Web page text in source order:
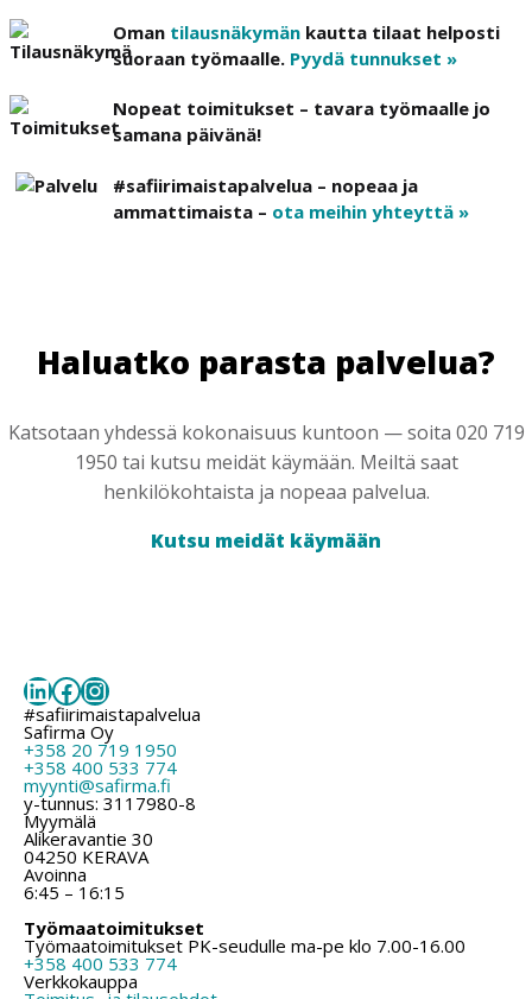
Oman tilausnäkymän kautta tilaat helposti
suoraan työmaalle. Pyydä tunnukset »
Nopeat toimitukset – tavara työmaalle jo
samana päivänä!
#safiirimaistapalvelua – nopeaa ja
ammattimaista – ota meihin yhteyttä »
Haluatko parasta palvelua?
Katsotaan yhdessä kokonaisuus kuntoon — soita 020 719
1950 tai kutsu meidät käymään. Meiltä saat
henkilökohtaista ja nopeaa palvelua.
Kutsu meidät käymään
LinkedIn
Facebook
Instagram
#safiirimaistapalvelua
Safirma Oy
+358 20 719 1950
+358 400 533 774
myynti@safirma.fi
y-tunnus: 3117980-8
Myymälä
Alikeravantie 30
04250 KERAVA
Avoinna
6:45 – 16:15
Työmaatoimitukset
Työmaatoimitukset PK-seudulle ma-pe klo 7.00-16.00
+358 400 533 774
Verkkokauppa